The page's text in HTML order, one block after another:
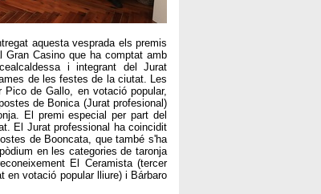
aquesta vesprada els premis
Casino que ha comptat amb
i integrant del Jurat
de les festes de la ciutat. Les
de Gallo, en votació popular,
de Bonica (Jurat profesional)
El premi especial per part del
El Jurat professional ha coincidit
de Booncata, que també s'ha
en les categories de taronja
El Ceramista (tercer
en votació popular lliure) i Bárbaro